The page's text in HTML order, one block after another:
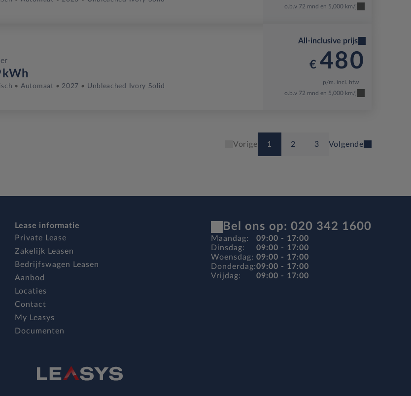
o.b.v 72 mnd en 5,000 km/j
Automaat 2027 Unbleached Ivory Solid
All-inclusive prijs
€ 480
p/m. incl. btw
o.b.v 72 mnd en 5,000 km/j
Vorige 1 2 3 Volgende
Lease informatie
Private Lease
Zakelijk Leasen
Bedrijfswagen Leasen
Aanbod
Locaties
Contact
My Leasys
Documenten
Bel ons op: 020 342 1600
Maandag:
Dinsdag:
Woensdag:
Donderdag:
Vrijdag:
09:00 - 17:00
09:00 - 17:00
09:00 - 17:00
09:00 - 17:00
09:00 - 17:00